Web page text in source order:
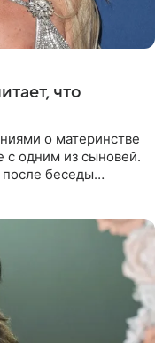
что
о материнстве
с одним из сыновей.
беседы